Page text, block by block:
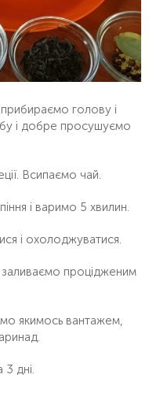
голову і
і добре просушуємо
Всипаємо чай.
і варимо 5 хвилин.
і охолоджуватися.
заливаємо процідженим
якимось вантажем,
дні.